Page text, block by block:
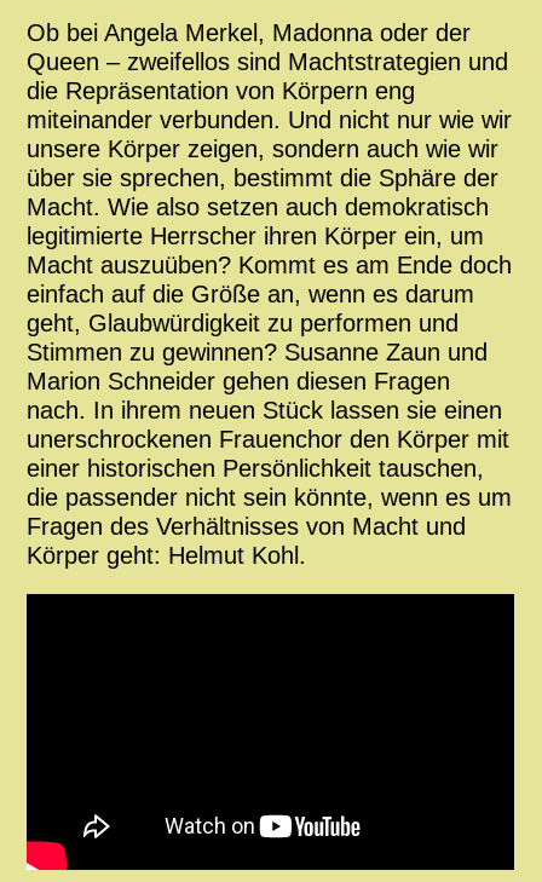
Ob bei Angela Merkel, Madonna oder der
Queen – zweifellos sind Machtstrategien und
die Repräsentation von Körpern eng
miteinander verbunden. Und nicht nur wie wir
unsere Körper zeigen, sondern auch wie wir
über sie sprechen, bestimmt die Sphäre der
Macht. Wie also setzen auch demokratisch
legitimierte Herrscher ihren Körper ein, um
Macht auszuüben? Kommt es am Ende doch
einfach auf die Größe an, wenn es darum
geht, Glaubwürdigkeit zu performen und
Stimmen zu gewinnen? Susanne Zaun und
Marion Schneider gehen diesen Fragen
nach. In ihrem neuen Stück lassen sie einen
unerschrockenen Frauenchor den Körper mit
einer historischen Persönlichkeit tauschen,
die passender nicht sein könnte, wenn es um
Fragen des Verhältnisses von Macht und
Körper geht: Helmut Kohl.